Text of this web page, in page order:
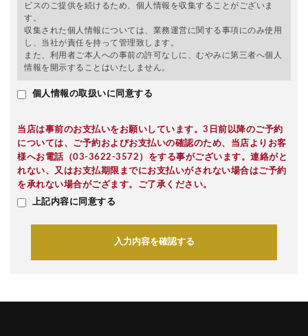
ビスのご提供を続けるため、個人情報を収集することがございま
す。
収集された個人情報については、業務運営に関する事項にのみ使用
し、当社が責任を持って管理致します。
また、利用者ご本人への事前の許可なしに、むやみに第三者へ個人
情報を開示することはいたしません。
個人情報の取扱いに同意する
当店は事前のお支払いをお願いしています。3日前以降のご予約
については、ご予約およびお支払いの確認のため、当店よりお客
様へお電話（03-3622-3572）をする事がございます。連絡がと
れない、又はお支払期限までにお支払いがされない場合はご予約
を承れない場合がござます。ご了承ください。
上記内容に同意する
入力内容を確認する